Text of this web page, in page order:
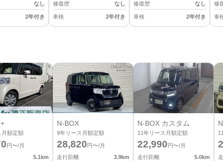
なし
2年付き
修復歴 なし
車検 2年付き
修復歴 なし
車検 2年付き
修
車
月額定額
円〜/月
5.1km
N-BOX
9年リース月額定額
28,820 円〜/月
走行距離
3.9km
N-BOX カスタム
11年リース月額定額
22,990 円〜/月
走行距離
5.0km